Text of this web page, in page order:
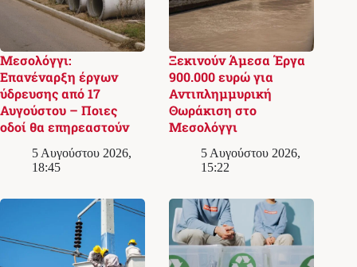
Μεσολόγγι:
Επανέναρξη έργων
ύδρευσης από 17
Αυγούστου – Ποιες
οδοί θα επηρεαστούν
5 Αυγούστου 2026,
18:45
Ξεκινούν Άμεσα Έργα
900.000 ευρώ για
Αντιπλημμυρική
Θωράκιση στο
Μεσολόγγι
5 Αυγούστου 2026,
15:22